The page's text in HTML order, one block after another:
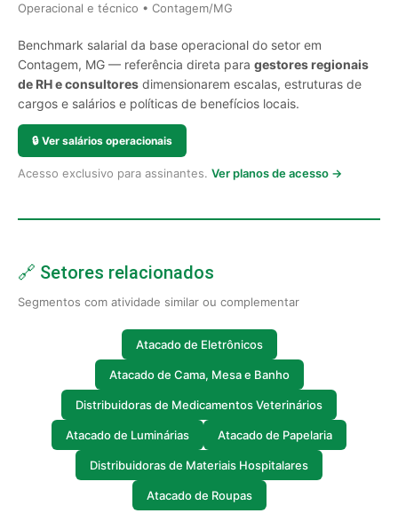
Operacional e técnico • Contagem/MG
Benchmark salarial da base operacional do setor em
Contagem, MG — referência direta para gestores regionais
de RH e consultores dimensionarem escalas, estruturas de
cargos e salários e políticas de benefícios locais.
🔒 Ver salários operacionais
Acesso exclusivo para assinantes. Ver planos de acesso →
🔗 Setores relacionados
Segmentos com atividade similar ou complementar
Atacado de Eletrônicos
Atacado de Cama, Mesa e Banho
Distribuidoras de Medicamentos Veterinários
Atacado de Luminárias Atacado de Papelaria
Distribuidoras de Materiais Hospitalares
Atacado de Roupas